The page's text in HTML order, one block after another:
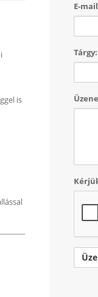
is
E-
Tárgy: